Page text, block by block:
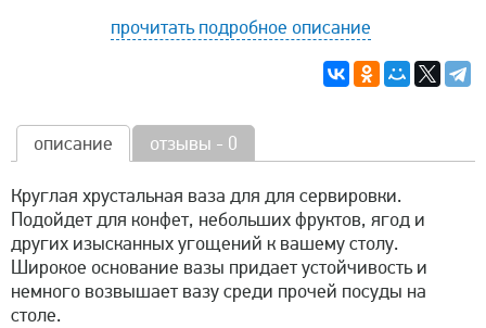
прочитать подробное описание
описание отзывы - 0
Круглая хрустальная ваза для для сервировки.
Подойдет для конфет, небольших фруктов, ягод и
других изысканных угощений к вашему столу.
Широкое основание вазы придает устойчивость и
немного возвышает вазу среди прочей посуды на
столе.